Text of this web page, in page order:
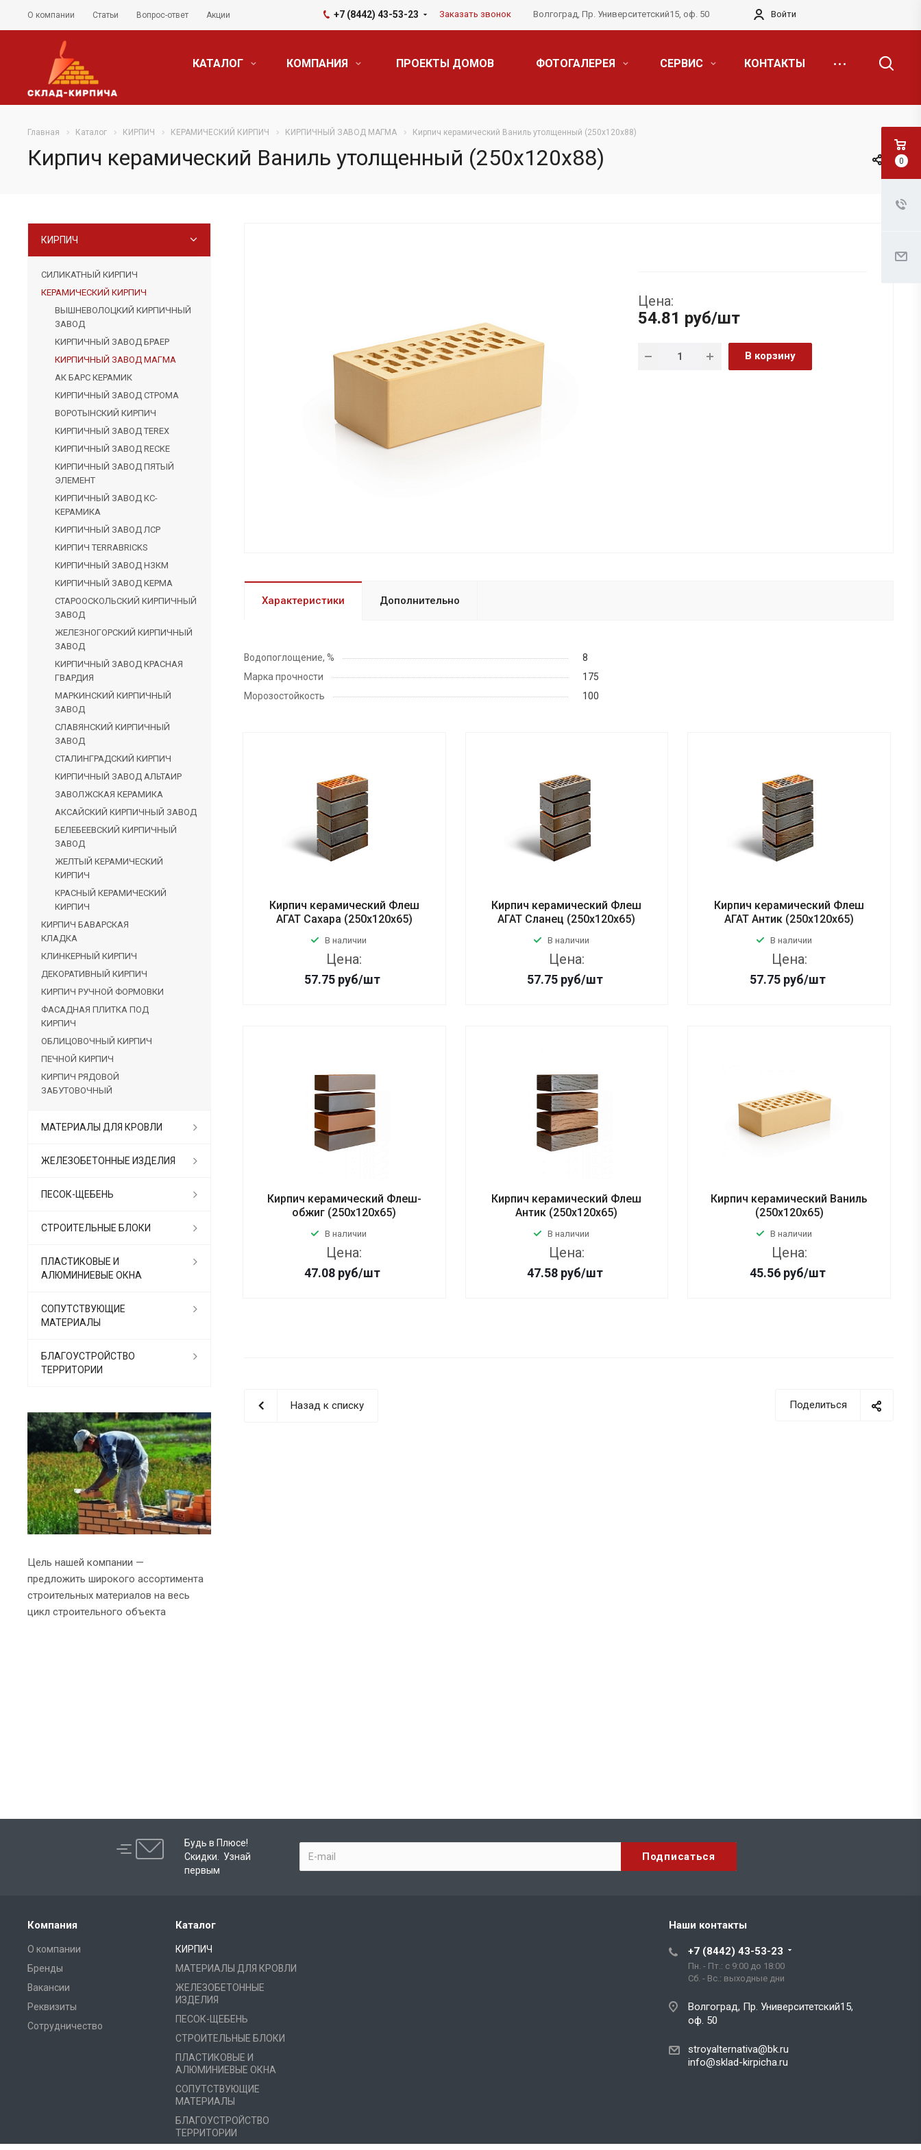
О компании Статьи Вопрос-ответ Акции +7 (8442) 43-53-23 Заказать звонок Волгоград, Пр. Университетский15, оф. 50 Войти
КАТАЛОГ КОМПАНИЯ ПРОЕКТЫ ДОМОВ ФОТОГАЛЕРЕЯ СЕРВИС КОНТАКТЫ
Главная Каталог КИРПИЧ КЕРАМИЧЕСКИЙ КИРПИЧ КИРПИЧНЫЙ ЗАВОД МАГМА Кирпич керамический Ваниль утолщенный (250х120х88)
Кирпич керамический Ваниль утолщенный (250х120х88)
Цена:
54.81 руб/шт
В корзину
Характеристики Дополнительно
Водопоглощение, %
8
Марка прочности
175
Морозостойкость
100
Кирпич керамический Флеш
АГАТ Сахара (250х120х65)
В наличии
Цена:
57.75 руб/шт
Кирпич керамический Флеш
АГАТ Сланец (250х120х65)
В наличии
Цена:
57.75 руб/шт
Кирпич керамический Флеш
АГАТ Антик (250х120х65)
В наличии
Цена:
57.75 руб/шт
Кирпич керамический Флеш-
обжиг (250х120х65)
В наличии
Цена:
47.08 руб/шт
Кирпич керамический Флеш
Антик (250х120х65)
В наличии
Цена:
47.58 руб/шт
Кирпич керамический Ваниль
(250х120х65)
В наличии
Цена:
45.56 руб/шт
Поделиться
Назад к списку
КИРПИЧ
СИЛИКАТНЫЙ КИРПИЧ
КЕРАМИЧЕСКИЙ КИРПИЧ
ВЫШНЕВОЛОЦКИЙ КИРПИЧНЫЙ
ЗАВОД
КИРПИЧНЫЙ ЗАВОД БРАЕР
КИРПИЧНЫЙ ЗАВОД МАГМА
АК БАРС КЕРАМИК
КИРПИЧНЫЙ ЗАВОД СТРОМА
ВОРОТЫНСКИЙ КИРПИЧ
КИРПИЧНЫЙ ЗАВОД TEREX
КИРПИЧНЫЙ ЗАВОД RECKE
КИРПИЧНЫЙ ЗАВОД ПЯТЫЙ
ЭЛЕМЕНТ
КИРПИЧНЫЙ ЗАВОД КС-
КЕРАМИКА
КИРПИЧНЫЙ ЗАВОД ЛСР
КИРПИЧ TERRABRICKS
КИРПИЧНЫЙ ЗАВОД НЗКМ
КИРПИЧНЫЙ ЗАВОД КЕРМА
СТАРООСКОЛЬСКИЙ КИРПИЧНЫЙ
ЗАВОД
ЖЕЛЕЗНОГОРСКИЙ КИРПИЧНЫЙ
ЗАВОД
КИРПИЧНЫЙ ЗАВОД КРАСНАЯ
ГВАРДИЯ
МАРКИНСКИЙ КИРПИЧНЫЙ
ЗАВОД
СЛАВЯНСКИЙ КИРПИЧНЫЙ
ЗАВОД
СТАЛИНГРАДСКИЙ КИРПИЧ
КИРПИЧНЫЙ ЗАВОД АЛЬТАИР
ЗАВОЛЖСКАЯ КЕРАМИКА
АКСАЙСКИЙ КИРПИЧНЫЙ ЗАВОД
БЕЛЕБЕЕВСКИЙ КИРПИЧНЫЙ
ЗАВОД
ЖЕЛТЫЙ КЕРАМИЧЕСКИЙ
КИРПИЧ
КРАСНЫЙ КЕРАМИЧЕСКИЙ
КИРПИЧ
КИРПИЧ БАВАРСКАЯ
КЛАДКА
КЛИНКЕРНЫЙ КИРПИЧ
ДЕКОРАТИВНЫЙ КИРПИЧ
КИРПИЧ РУЧНОЙ ФОРМОВКИ
ФАСАДНАЯ ПЛИТКА ПОД
КИРПИЧ
ОБЛИЦОВОЧНЫЙ КИРПИЧ
ПЕЧНОЙ КИРПИЧ
КИРПИЧ РЯДОВОЙ
ЗАБУТОВОЧНЫЙ
МАТЕРИАЛЫ ДЛЯ КРОВЛИ
ЖЕЛЕЗОБЕТОННЫЕ ИЗДЕЛИЯ
ПЕСОК-ЩЕБЕНЬ
СТРОИТЕЛЬНЫЕ БЛОКИ
ПЛАСТИКОВЫЕ И
АЛЮМИНИЕВЫЕ ОКНА
СОПУТСТВУЮЩИЕ
МАТЕРИАЛЫ
БЛАГОУСТРОЙСТВО
ТЕРРИТОРИИ
Цель нашей компании —
предложить широкого ассортимента
строительных материалов на весь
цикл строительного объекта
Будь в Плюсе!
Скидки. Узнай
первым
Компания
О компании
Бренды
Вакансии
Реквизиты
Сотрудничество
Каталог
КИРПИЧ
МАТЕРИАЛЫ ДЛЯ КРОВЛИ
ЖЕЛЕЗОБЕТОННЫЕ
ИЗДЕЛИЯ
ПЕСОК-ЩЕБЕНЬ
СТРОИТЕЛЬНЫЕ БЛОКИ
ПЛАСТИКОВЫЕ И
АЛЮМИНИЕВЫЕ ОКНА
СОПУТСТВУЮЩИЕ
МАТЕРИАЛЫ
БЛАГОУСТРОЙСТВО
ТЕРРИТОРИИ
Наши контакты
+7 (8442) 43-53-23
Пн. - Пт.: с 9:00 до 18:00
Сб. - Вс.: выходные дни
Волгоград, Пр. Университетский15,
оф. 50
stroyalternativa@bk.ru
info@sklad-kirpicha.ru
0